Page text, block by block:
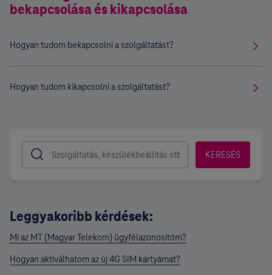
bekapcsolása és kikapcsolása
Hogyan tudom bekapcsolni a szolgáltatást?
Hogyan tudom kikapcsolni a szolgáltatást?
KERESÉS
Leggyakoribb kérdések:
Mi az MT (Magyar Telekom) ügyfélazonosítóm?
Hogyan aktiválhatom az új 4G SIM kártyámat?